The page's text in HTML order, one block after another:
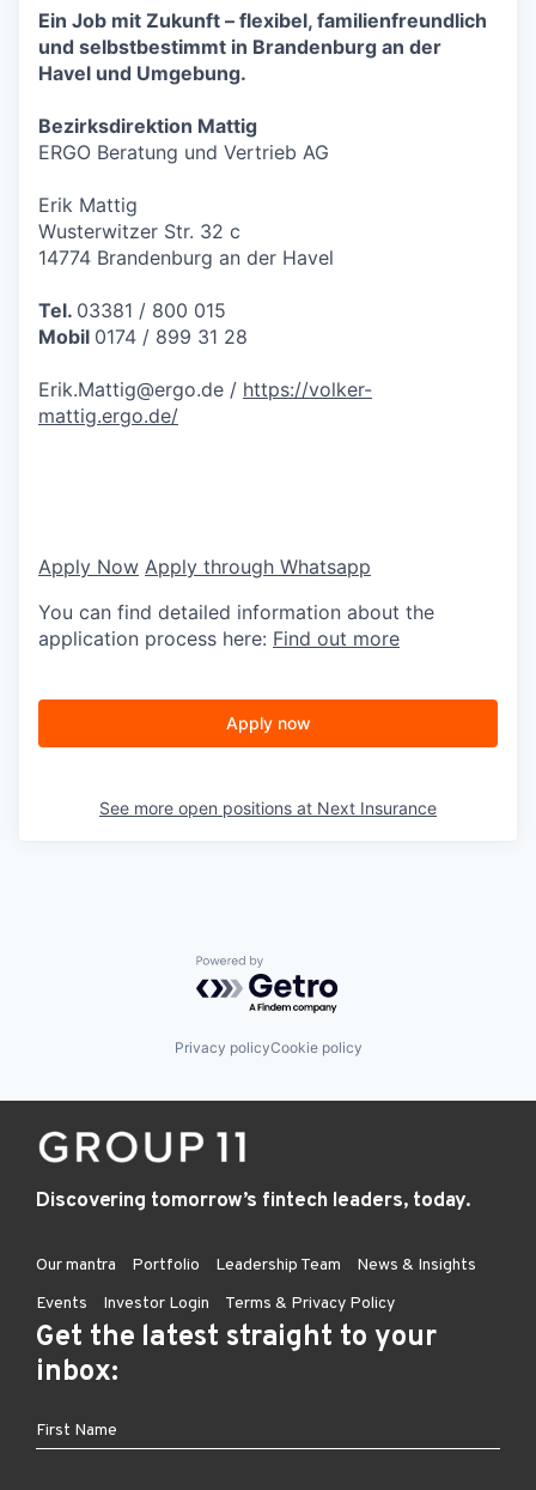
Ein Job mit Zukunft – flexibel, familienfreundlich
und selbstbestimmt in Brandenburg an der
Havel und Umgebung.
Bezirksdirektion Mattig
ERGO Beratung und Vertrieb AG
Erik Mattig
Wusterwitzer Str. 32 c
14774 Brandenburg an der Havel
Tel. 03381 / 800 015
Mobil 0174 / 899 31 28
Erik.Mattig@ergo.de / https://volker-
mattig.ergo.de/
Apply Now Apply through Whatsapp
You can find detailed information about the
application process here: Find out more
Apply now
See more open positions at Next Insurance
Powered by Getro.com
Privacy policyCookie policy
Discovering tomorrow’s fintech leaders, today.
Our mantra Portfolio Leadership Team
News & Insights
Events
Investor Login Terms & Privacy Policy
Get the latest straight to your
inbox: